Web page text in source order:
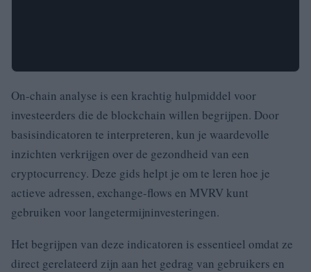
On-chain analyse is een krachtig hulpmiddel voor
investeerders die de blockchain willen begrijpen. Door
basisindicatoren te interpreteren, kun je waardevolle
inzichten verkrijgen over de gezondheid van een
cryptocurrency. Deze gids helpt je om te leren hoe je
actieve adressen, exchange-flows en MVRV kunt
gebruiken voor langetermijninvesteringen.
Het begrijpen van deze indicatoren is essentieel omdat ze
direct gerelateerd zijn aan het gedrag van gebruikers en